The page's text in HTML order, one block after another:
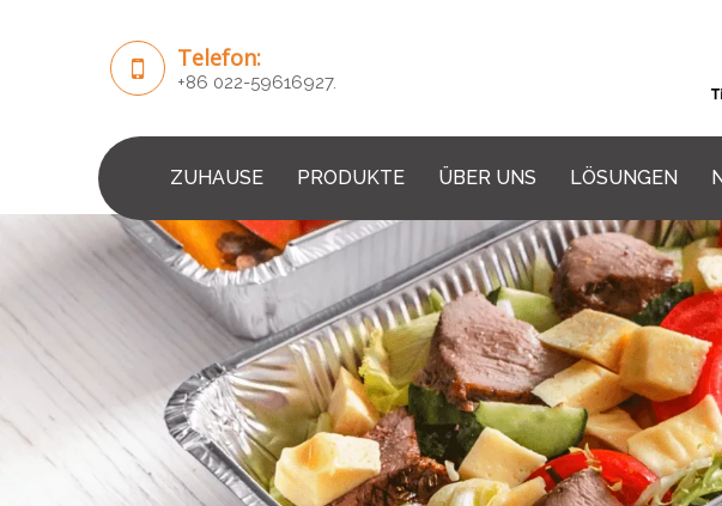
Telefon:
+86 022-59616927.
ZUHAUSE PRODUKTE ÜBER UNS LÖSUNGEN